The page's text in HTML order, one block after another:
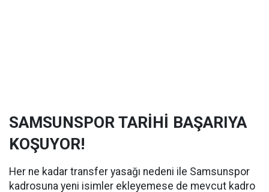
SAMSUNSPOR TARİHİ BAŞARIYA
KOŞUYOR!
Her ne kadar transfer yasağı nedeni ile Samsunspor
kadrosuna yeni isimler ekleyemese de mevcut kadro